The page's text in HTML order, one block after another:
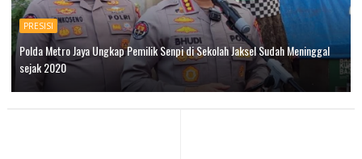
PRESISI
Polda Metro Jaya Ungkap Pemilik Senpi di Sekolah Jaksel Sudah Meninggal
sejak 2020